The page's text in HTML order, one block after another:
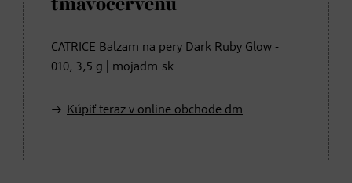
tmavočervenú
CATRICE Balzam na pery Dark Ruby Glow -
010, 3,5 g | mojadm.sk
Kúpiť teraz v online obchode dm